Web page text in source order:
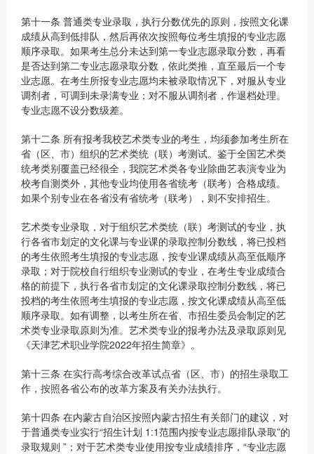
第十一条 普通类专业录取，执行分数优先的原则，按照文化课
成绩从高到低排队，然后再依次按照每位考生填报的专业志愿
顺序录取。如果考生总分未达到第一专业志愿录取分数，再看
是否达到第二专业志愿录取分数，依此类推，直至最后一个专
业志愿。在考生所报专业志愿均未被录取情况下，对服从专业
调剂者，可调到未录满专业；对不服从调剂者，作退档处理。
专业志愿不设分数级差。
第十二条 所有报考我校艺术类专业的考生，均须参加考生所在
省（区、市）组织的艺术类统（联）考测试。鉴于全国艺术类
统考类别覆盖已经很全，我院艺术类各专业除曲艺表演专业为
校考自测类外，其他专业均使用各省统考（联考）合格成绩。
如果个别专业在各省没有省统考（联考），则不安排招生。
艺术类专业录取，对于组织艺术类统（联）考测试的专业，执
行各省市划定的文化课与专业课的录取控制分数线，将已投档
的考生依照考生填报的专业志愿，按专业课成绩从高至低顺序
录取；对于院校自行组织专业测试的专业，在考生专业成绩合
格的前提下，执行各省市划定的文化课录取控制分数线，将已
投档的考生依照考生填报的专业志愿，按文化课成绩从高至低
顺序录取。如有调整，以考生所在省、市招生委员会制定的艺
术类专业录取原则为准。艺术类专业的报考办法及录取原则见
《天津艺术职业学院2022年招生简章》。
第十三条 在实行高考综合改革试点省（区、市）的招生录取工
作，按照各省公布的改革方案及有关办法执行。
第十四条 在内蒙古自治区按照内蒙古招生有关部门的建议，对
于普通类专业实行“招生计划 1:1范围内按专业志愿排队录取”的
录取规则 ”；对于艺术类专业使用按专业成绩排序，“专业志愿